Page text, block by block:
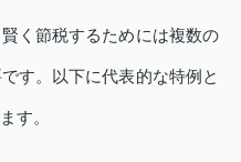
く節税するためには複数の
す。以下に代表的な特例と
す。